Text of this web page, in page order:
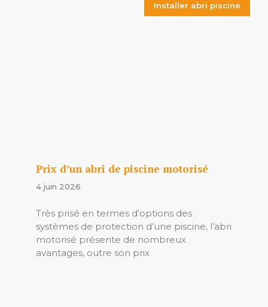
Installer abri piscine
Prix d’un abri de piscine motorisé
4 juin 2026
Très prisé en termes d’options des
systèmes de protection d’une piscine, l’abri
motorisé présente de nombreux
avantages, outre son prix